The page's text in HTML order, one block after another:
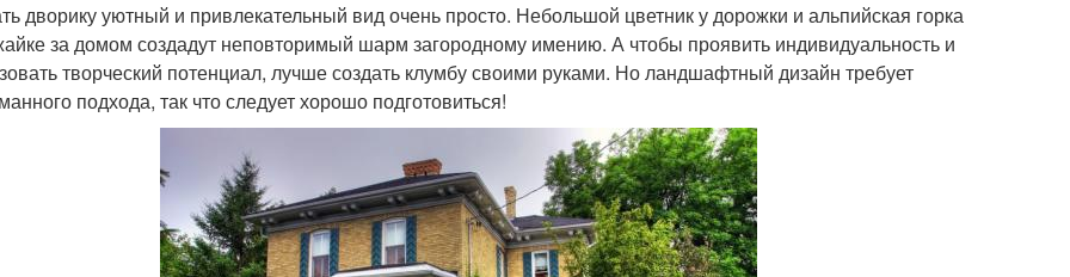
дворику уютный и привлекательный вид очень просто. Небольшой цветник у дорожки и альпийская горка
за домом создадут неповторимый шарм загородному имению. А чтобы проявить индивидуальность и
творческий потенциал, лучше создать клумбу своими руками. Но ландшафтный дизайн требует
подхода, так что следует хорошо подготовиться!